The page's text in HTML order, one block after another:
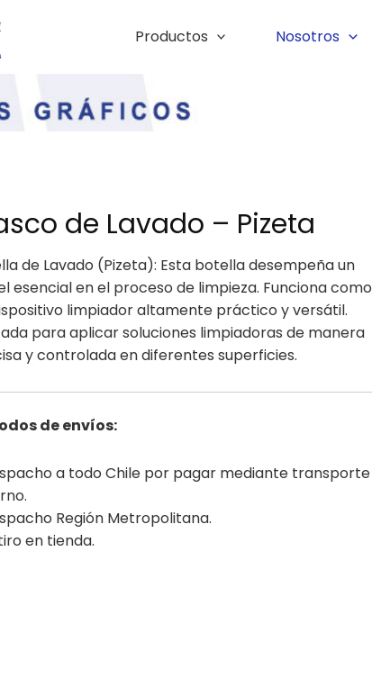
Productos Nosotros
de Lavado – Pizeta
de Lavado (Pizeta): Esta botella desempeña un
esencial en el proceso de limpieza. Funciona como
limpiador altamente práctico y versátil.
para aplicar soluciones limpiadoras de manera
y controlada en diferentes superficies.
de envíos:
a todo Chile por pagar mediante transporte
Región Metropolitana.
en tienda.